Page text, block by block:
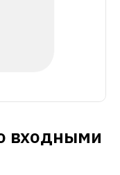
входными